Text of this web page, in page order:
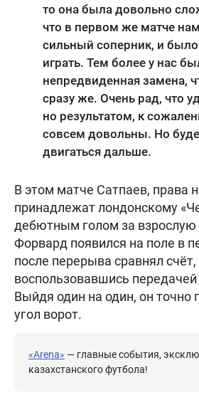
то она была довольно
что в первом же матче
сильный соперник, и
играть. Тем более у нас
непредвиденная замена,
сразу же. Очень рад, что
но результатом, к
совсем довольны. Но
двигаться дальше.
В этом матче Сатпаев, права
принадлежат лондонскому
дебютным голом за взрослую
Форвард появился на поле в
после перерыва сравнял счёт,
воспользовавшись
Выйдя один на один, он точно
угол ворот.
«Arena» — главные события,
казахстанского футбола!